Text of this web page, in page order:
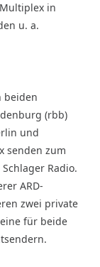
in
u. a.
beiden
(rbb)
und
senden zum
Radio.
ARD-
zwei private
für beide